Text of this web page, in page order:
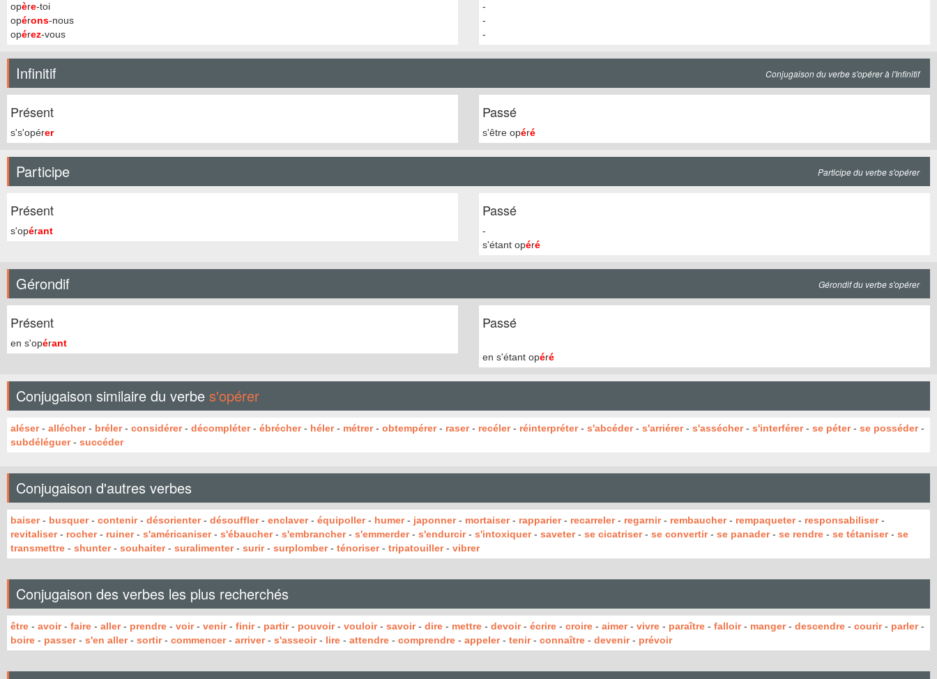
opère-toi
opérons-nous
opérez-vous
-
-
-
Infinitif Conjugaison du verbe s'opérer à l'Infinitif
Présent
s's'opérer
Passé
s'être opéré
Participe Participe du verbe s'opérer
Présent
s'opérant
Passé
-
s'étant opéré
Gérondif Gérondif du verbe s'opérer
Présent
en s'opérant
Passé
en s'étant opéré
Conjugaison similaire du verbe s'opérer
aléser- allécher- bréler- considérer- décompléter- ébrécher- héler- métrer- obtempérer- raser- recéler- réinterpréter- s'abcéder- s'arriérer- s'assécher- s'interférer- se péter- se posséder-
subdéléguer- succéder
Conjugaison d'autres verbes
baiser- busquer- contenir- désorienter- désouffler- enclaver- équipoller- humer- japonner- mortaiser- rapparier- recarreler- regarnir- rembaucher- rempaqueter- responsabiliser-
revitaliser- rocher- ruiner- s'américaniser- s'ébaucher- s'embrancher- s'emmerder- s'endurcir- s'intoxiquer- saveter- se cicatriser- se convertir- se panader- se rendre - se tétaniser- se
transmettre - shunter- souhaiter- suralimenter- surir- surplomber- ténoriser- tripatouiller- vibrer
Conjugaison des verbes les plus recherchés
être - avoir- faire - aller- prendre - voir- venir- finir- partir- pouvoir- vouloir- savoir- dire - mettre - devoir- écrire - croire - aimer- vivre - paraître - falloir- manger- descendre - courir- parler-
boire - passer- s'en aller- sortir- commencer- arriver- s'asseoir- lire - attendre - comprendre - appeler- tenir- connaître - devenir- prévoir